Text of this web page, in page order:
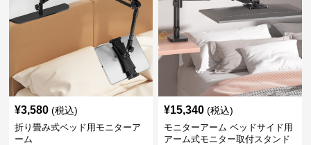
¥3,580 (税込)
折り畳み式ベッド用モニターア
ーム
¥15,340 (税込)
モニターアーム ベッドサイド用
アーム式モニター取付スタンド